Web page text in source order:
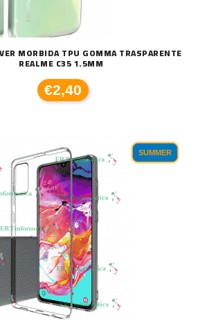
MORBIDA TPU GOMMA TRASPARENTE
REALME C35 1.5MM
€2,40
SUMMER